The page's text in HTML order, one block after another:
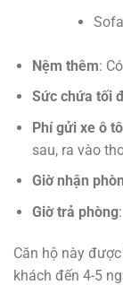
Nệm thêm:
Sức chứa tối
Phí gửi xe ô tô
sau, ra vào
Giờ nhận
Giờ trả phòng
Căn hộ này
khách đến 4-5